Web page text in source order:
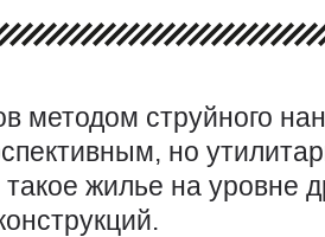
методом струйного
но
жилье на уровне